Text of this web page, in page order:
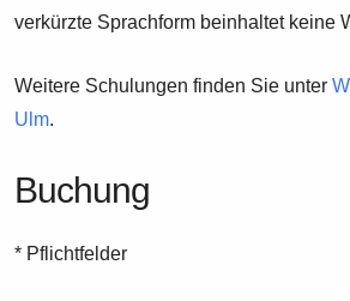
verkürzte Sprachform beinhaltet keine
Weitere Schulungen finden Sie unter
Ulm.
Buchung
* Pflichtfelder